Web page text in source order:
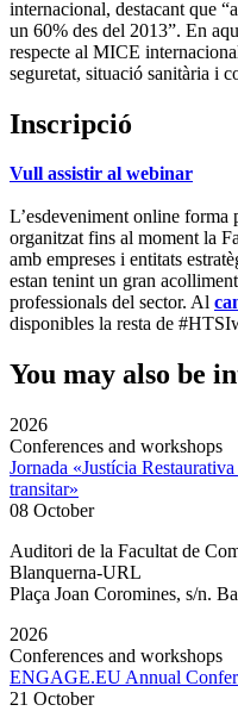
internacional, destacant que
un 60% des del 2013”. En
respecte al MICE
seguretat, situació sanitària i
Inscripció
Vull assistir al webinar
L’esdeveniment online
organitzat fins al moment la
amb empreses i entitats
estan tenint un gran
professionals del sector. Al
disponibles la resta de
You may also be
2026
Conferences and workshops
Jornada «Justícia
transitar»
08 October
Auditori de la Facultat de
Blanquerna-URL
Plaça Joan Coromines, s/n.
2026
Conferences and workshops
ENGAGE.EU Annual
21 October